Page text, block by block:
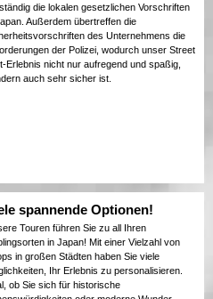
die lokalen gesetzlichen Vorschriften
Außerdem übertreffen die
des Unternehmens die
der Polizei, wodurch unser Street
Erlebnis nicht nur aufregend und spaßig,
auch sehr sicher ist.
spannende Optionen!
Touren führen Sie zu all Ihren
in Japan! Mit einer Vielzahl von
in großen Städten haben Sie viele
Ihr Erlebnis zu personalisieren.
ob Sie sich für historische